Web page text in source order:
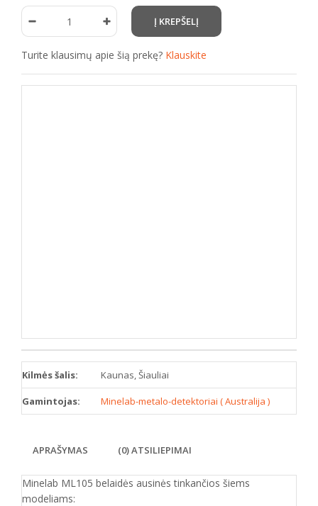
Turite klausimų apie šią prekę? Klauskite
Kilmės šalis: Kaunas, Šiauliai
Gamintojas: Minelab-metalo-detektoriai ( Australija )
APRAŠYMAS (0) ATSILIEPIMAI
Minelab ML105 belaidės ausinės tinkančios šiems
modeliams: